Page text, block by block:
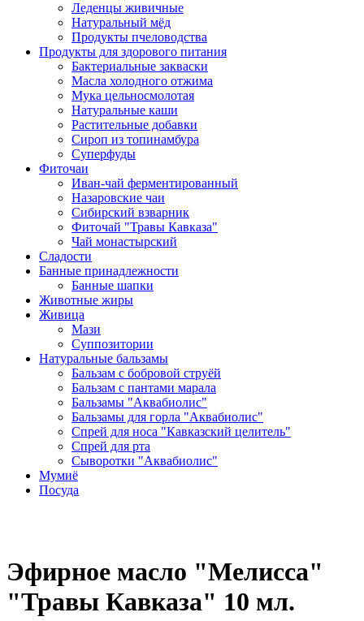
Леденцы живичные
Натуральный мёд
Продукты пчеловодства
Продукты для здорового питания
Бактериальные закваски
Масла холодного отжима
Мука цельносмолотая
Натуральные каши
Растительные добавки
Сироп из топинамбура
Суперфуды
Фиточаи
Иван-чай ферментированный
Назаровские чаи
Сибирский взварник
Фиточай "Травы Кавказа"
Чай монастырский
Сладости
Банные принадлежности
Банные шапки
Животные жиры
Живица
Мази
Суппозитории
Натуральные бальзамы
Бальзам с бобровой струёй
Бальзам с пантами марала
Бальзамы "Аквабиолис"
Бальзамы для горла "Аквабиолис"
Спрей для носа "Кавказский целитель"
Спрей для рта
Сыворотки "Аквабиолис"
Мумиё
Посуда
Эфирное масло "Мелисса"
"Травы Кавказа" 10 мл.